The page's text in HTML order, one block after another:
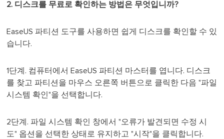
2. 디스크를 무료로 확인하는 방법은 무엇입니까?
EaseUS 파티션 도구를 사용하면 쉽게 디스크를 확인할 수 있
습니다.
1단계. 컴퓨터에서 EaseUS 파티션 마스터를 엽니다. 디스크
를 찾고 파티션을 마우스 오른쪽 버튼으로 클릭한 다음 "파일
시스템 확인"을 선택합니다.
2단계. 파일 시스템 확인 창에서 "오류가 발견되면 수정 시
도" 옵션을 선택한 상태로 유지하고 "시작"을 클릭합니다.